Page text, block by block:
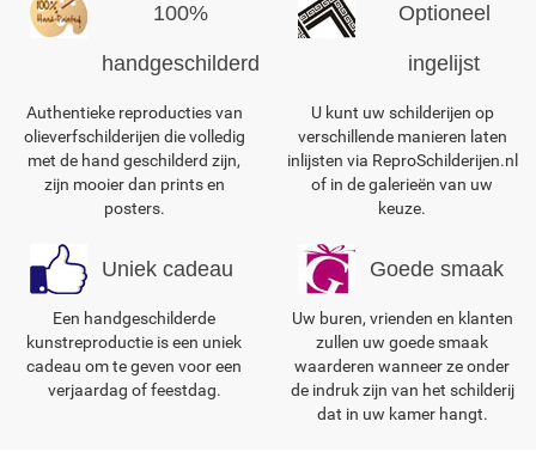
100%
handgeschilderd
Authentieke reproducties van
olieverfschilderijen die volledig
met de hand geschilderd zijn,
zijn mooier dan prints en
posters.
Optioneel
ingelijst
U kunt uw schilderijen op
verschillende manieren laten
inlijsten via ReproSchilderijen.nl
of in de galerieën van uw
keuze.
Uniek cadeau
Een handgeschilderde
kunstreproductie is een uniek
cadeau om te geven voor een
verjaardag of feestdag.
Goede smaak
Uw buren, vrienden en klanten
zullen uw goede smaak
waarderen wanneer ze onder
de indruk zijn van het schilderij
dat in uw kamer hangt.